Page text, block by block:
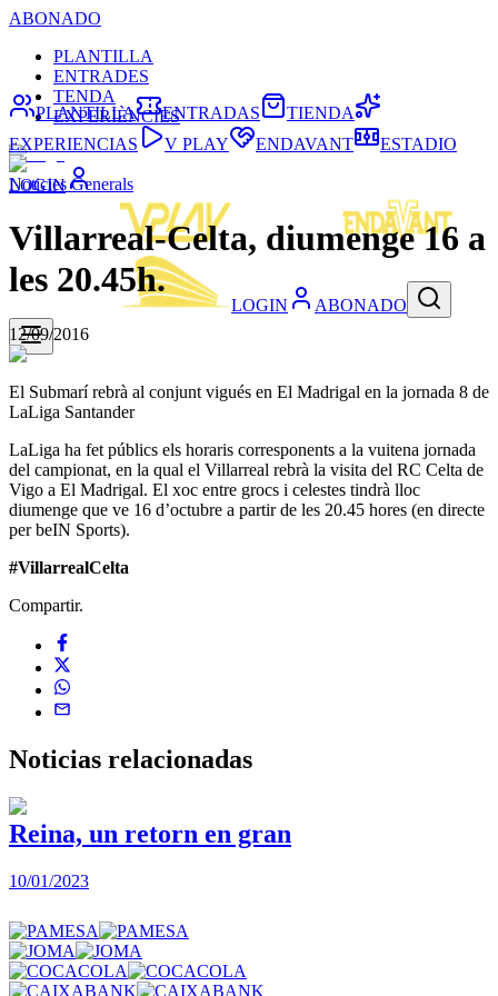
ABONADO
PLANTILLA
ENTRADES
TENDA
EXPERIÈNCIES
LOGIN
LOGIN ABONADO
PLANTILLA ENTRADAS
TIENDA
EXPERIENCIAS
V PLAY ENDAVANT ESTADIO
Noticies Generals
Villarreal-Celta, diumenge 16 a
les 20.45h.
12/09/2016
El Submarí rebrà al conjunt vigués en El Madrigal en la jornada 8 de
LaLiga Santander
LaLiga ha fet públics els horaris corresponents a la vuitena jornada
del campionat, en la qual el Villarreal rebrà la visita del RC Celta de
Vigo a El Madrigal. El xoc entre grocs i celestes tindrà lloc
diumenge que ve 16 d’octubre a partir de les 20.45 hores (en directe
per beIN Sports).
#VillarrealCelta
Compartir.
Noticias relacionadas
Reina, un retorn en gran
10/01/2023